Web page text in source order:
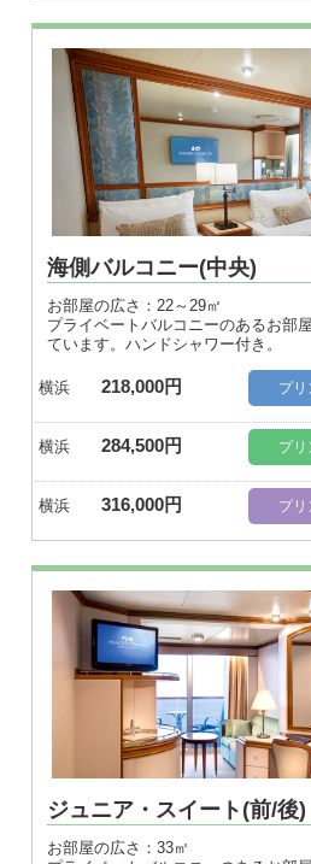
海側バルコニー(中央)
お部屋の広さ：22～29㎡
プライベートバルコニーのあるお部
ています。ハンドシャワー付き。
横浜 218,000円 プ
横浜 284,500円 プリ
横浜 316,000円 プリ
ジュニア・スイート(前/後)
お部屋の広さ：33㎡